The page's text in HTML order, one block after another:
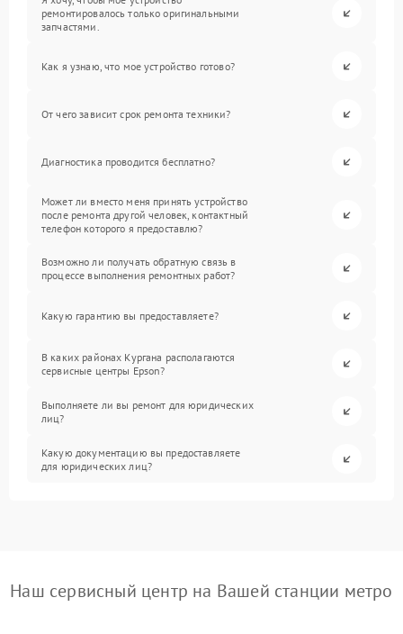
ремонтировалось только оригинальными
запчастями.
Как я узнаю, что мое устройство готово?
От чего зависит срок ремонта техники?
Диагностика проводится бесплатно?
Может ли вместо меня принять устройство
после ремонта другой человек, контактный
телефон которого я предоставлю?
Возможно ли получать обратную связь в
процессе выполнения ремонтных работ?
Какую гарантию вы предоставляете?
В каких районах Кургана располагаются
сервисные центры Epson?
Выполняете ли вы ремонт для юридических
лиц?
Какую документацию вы предоставляете
для юридических лиц?
Наш сервисный центр на Вашей станции метро